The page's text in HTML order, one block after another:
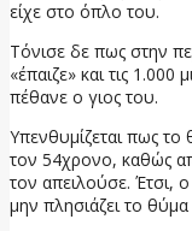
είχε στο όπλο του.
Τόνισε δε πως στην
«έπαιζε» και τις
πέθανε ο γιος του.
Υπενθυμίζεται πως το
τον 54χρονο, καθώς
τον απειλούσε. Έτσι,
μην πλησιάζει το